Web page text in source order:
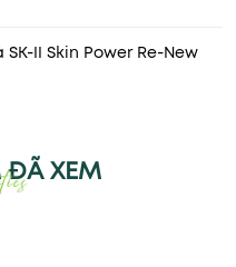
II Skin Power Re-New
ĐÃ XEM